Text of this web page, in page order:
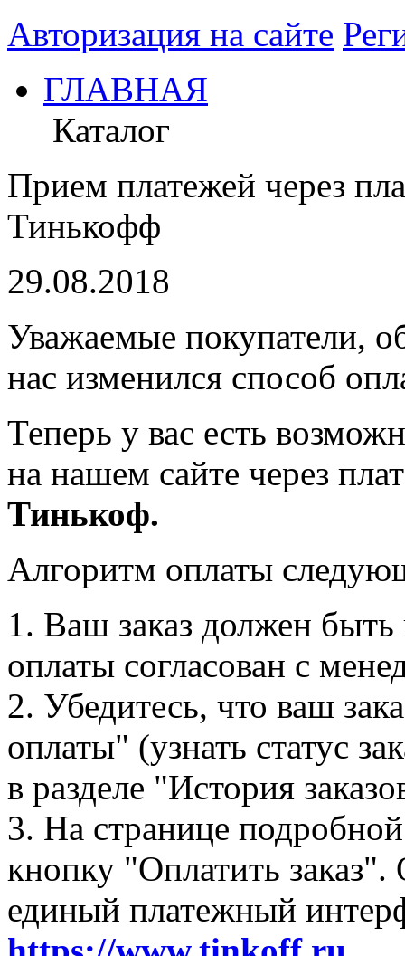
Авторизация на сайте
ГЛАВНАЯ
Каталог
Прием платежей через
Тинькофф
29.08.2018
Уважаемые покупатели,
нас изменился способ
Теперь у вас есть
на нашем сайте через
Тинькоф.
Алгоритм оплаты
1. Ваш заказ должен
оплаты согласован с
2. Убедитесь, что ваш
оплаты" (узнать статус
в разделе "История
3. На странице
кнопку "Оплатить заказ".
единый платежный